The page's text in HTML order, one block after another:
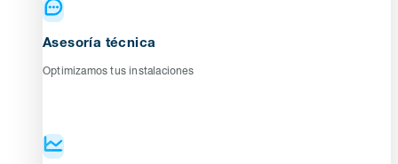
Asesoría técnica
Optimizamos tus instalaciones